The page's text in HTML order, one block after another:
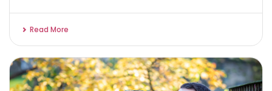
Read More